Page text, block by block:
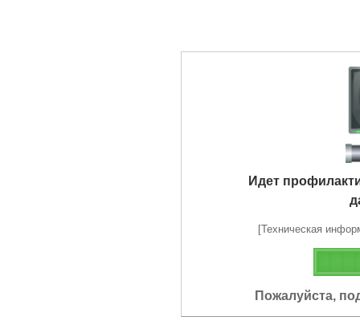
Идет
[Техническая
Пожалуйста,